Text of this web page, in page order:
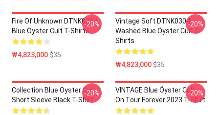
Fire Of Unknown DTNK0304
Blue Öyster Cult T-Shirts
₩4,823,000$35
-20%
Vintage Soft DTNK0304
Washed Blue Öyster Cult T-
Shirts
₩4,823,000$35
-20%
Collection Blue Oyster Cult
Short Sleeve Black T-Shirt
-20%
VINTAGE Blue Öyster Cult -
On Tour Forever 2023 T-Shirt
-20%